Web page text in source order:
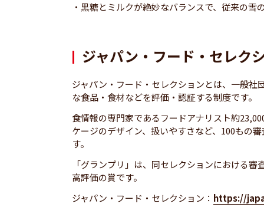
・黒糖とミルクが絶妙なバランスで、従来の雪
ジャパン・フード・セレク
ジャパン・フード・セレクションとは、一般
な食品・食材などを評価・認証する制度です。
食情報の専門家であるフードアナリスト約
ケージのデザイン、扱いやすさなど、100もの
す。
「グランプリ」は、同セレクションにおける
高評価の賞です。
ジャパン・フード・セレクション： https://